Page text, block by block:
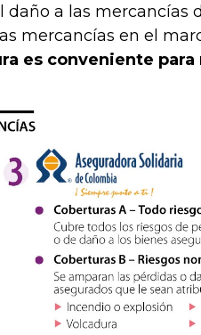
daño a las mercancías
mercancías en el
es conveniente para